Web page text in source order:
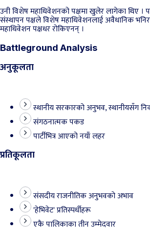
उनी विशेष महाधिवेशनको पक्षमा खुलेर लागेका थिए ।
संस्थापन पक्षले विशेष महाधिवेशनलाई अवैधानिक
महाधिवेशन पक्षधर रोकिएनन् ।
Battleground Analysis
अनुकूलता
स्थानीय सरकारको अनुभव, स्थानीयसँग
संगठनात्मक पकड
पार्टीभित्र आएको नयाँ लहर
प्रतिकूलता
संसदीय राजनीतिक अनुभवको अभाव
'हेभिवेट' प्रतिस्पर्धीहरू
एकै पालिकाका तीन उम्मेदवार